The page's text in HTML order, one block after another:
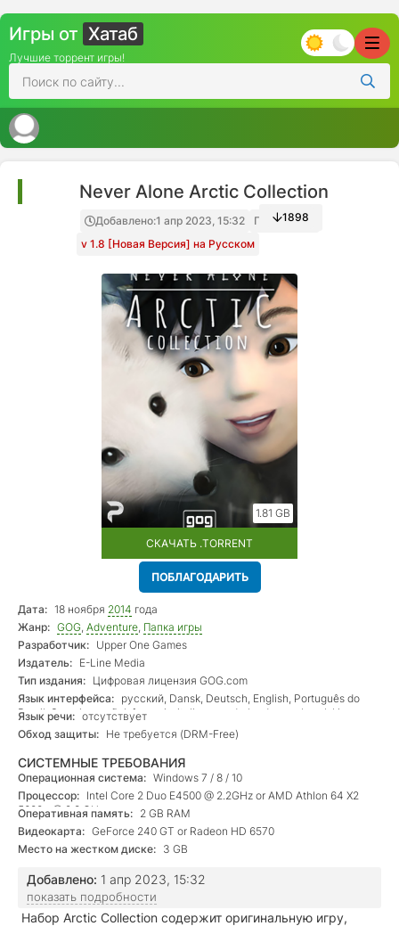
Игры от Хатаб
Лучшие торрент игры!
Never Alone Arctic Collection
Добавлено:1 апр 2023, 15:32
Папка игры
v 1.8 [Новая Версия] на Русском
1898
1.81 GB
СКАЧАТЬ .TORRENT
ПОБЛАГОДАРИТЬ
Дата: 18 ноября 2014 года
Жанр: GOG, Adventure, Папка игры
Разработчик: Upper One Games
Издатель: E-Line Media
Тип издания: Цифровая лицензия GOG.com
Язык интерфейса: русский, Dansk, Deutsch, English, Português do
Brasil, Suomi, español, français, italiano, nederlands, norsk, polski,
svenska, 中文(简体), 日本語, 한국어
Язык речи: отсутствует
Обход защиты: Не требуется (DRM-Free)
СИСТЕМНЫЕ ТРЕБОВАНИЯ
Операционная система: Windows 7 / 8 / 10
Процессор: Intel Core 2 Duo E4500 @ 2.2GHz or AMD Athlon 64 X2
5600+ @ 2.8 GHz
Оперативная память: 2 GB RAM
Видеокарта: GeForce 240 GT or Radeon HD 6570
Место на жестком диске: 3 GB
Добавлено: 1 апр 2023, 15:32
показать подробности
Набор Arctic Collection содержит оригинальную игру,